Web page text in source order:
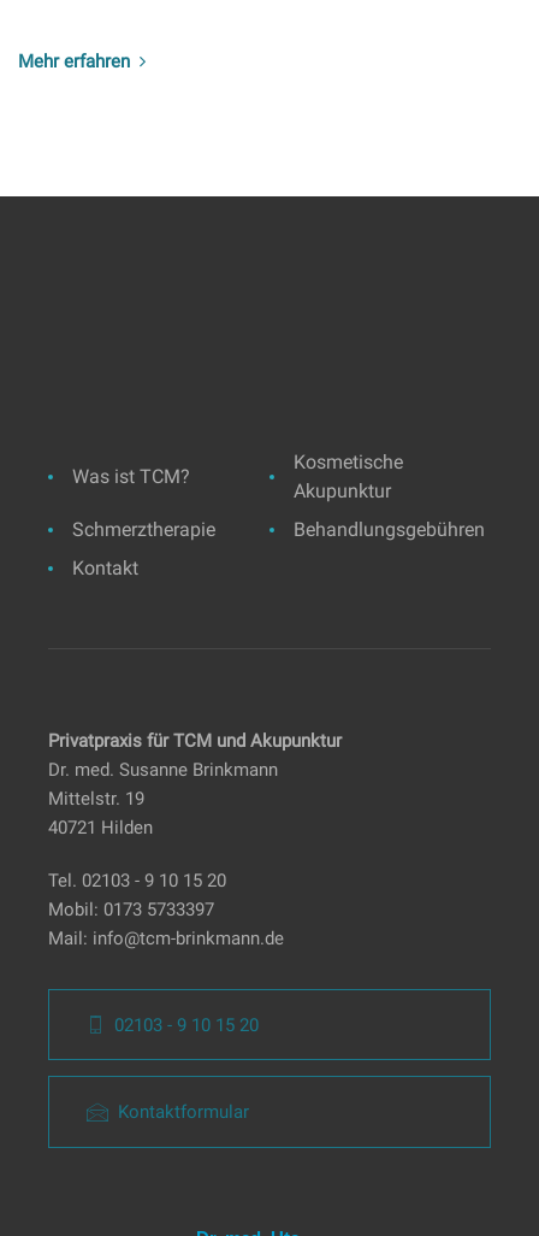
Mehr erfahren
Was ist TCM?
Kosmetische
Akupunktur
Schmerztherapie
Behandlungsgebühren
Kontakt
Privatpraxis für TCM und Akupunktur
Dr. med. Susanne Brinkmann
Mittelstr. 19
40721 Hilden
Tel. 02103 - 9 10 15 20
Mobil: 0173 5733397
Mail: info@tcm-brinkmann.de
02103 - 9 10 15 20
Kontaktformular